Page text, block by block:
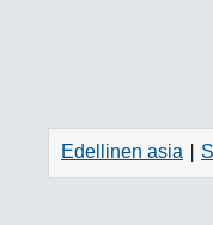
Edellinen asia